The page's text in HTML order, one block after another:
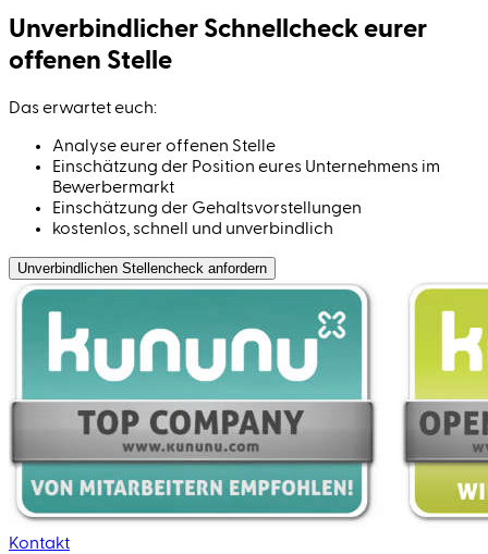
Unverbindlicher Schnell­check eurer
offenen Stelle
Das erwartet euch:
Analyse eurer offenen Stelle
Einschätzung der Position eures Unternehmens im
Bewerbermarkt
Einschätzung der Gehaltsvorstellungen
kostenlos, schnell und unverbindlich
Unverbindlichen Stellen­check anfordern
Kontakt